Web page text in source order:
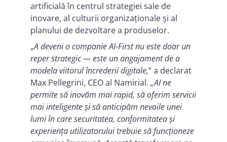
artificială în centrul strategiei sale de
inovare, al culturii organizaționale și al
planului de dezvoltare a produselor.
„A deveni o companie AI-First nu este doar un
reper strategic — este un angajament de a
modela viitorul încrederii digitale,” a declarat
Max Pellegrini, CEO al Namirial. „AI ne
permite să inovăm mai rapid, să oferim servicii
mai inteligente și să anticipăm nevoile unei
lumi în care securitatea, conformitatea și
experiența utilizatorului trebuie să funcționeze